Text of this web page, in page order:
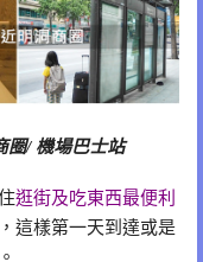
圈/ 機場巴士站
逛街及吃東西最便利
，這樣第一天到達或是